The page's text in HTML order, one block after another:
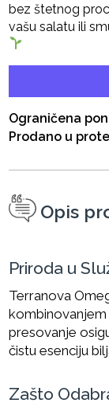
bez štetnog
vašu salatu ili
Ograničena
Prodano u
Opis
Priroda u
Terranova
kombinovanjem
presovanje
čistu esenciju
Zašto